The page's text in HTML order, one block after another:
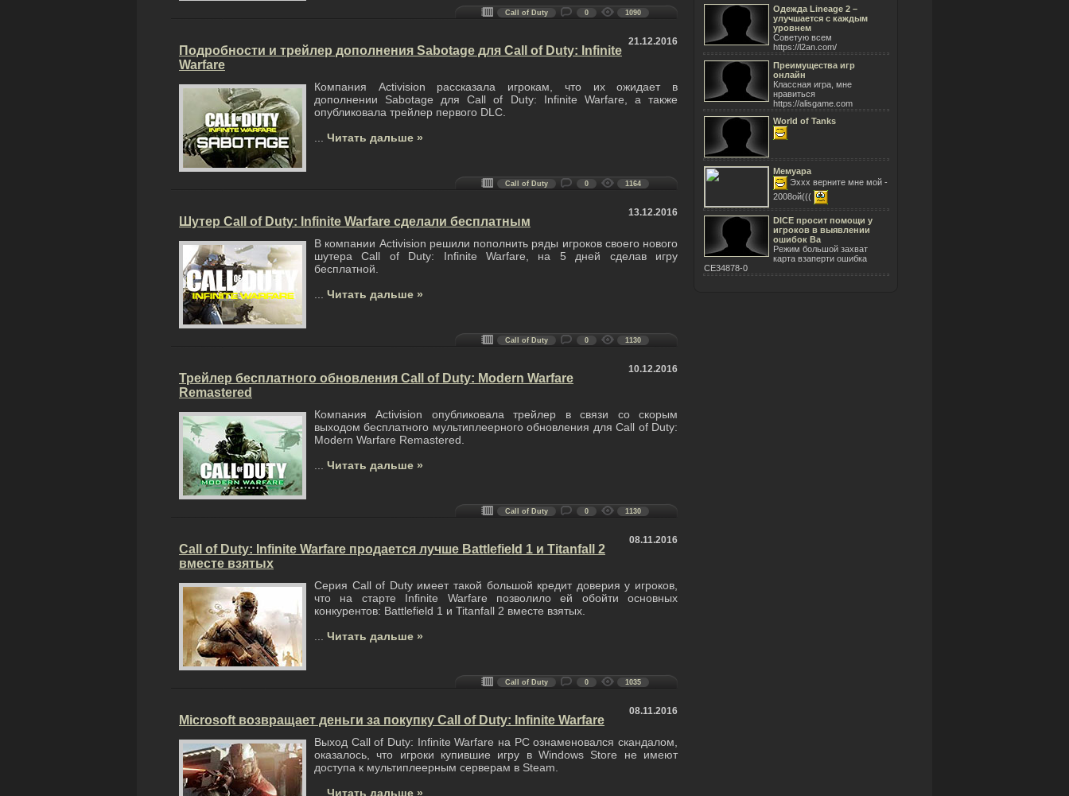
Call of Duty 0 1090
21.12.2016
Подробности и трейлер дополнения Sabotage для Call of Duty: Infinite
Warfare
Компания Activision рассказала игрокам, что их ожидает в
дополнении Sabotage для Call of Duty: Infinite Warfare, а также
опубликовала трейлер первого DLC.
Читать дальше »
Call of Duty 0 1164
13.12.2016
Шутер Call of Duty: Infinite Warfare сделали бесплатным
В компании Activision решили пополнить ряды игроков своего нового
шутера Call of Duty: Infinite Warfare, на 5 дней сделав игру
бесплатной.
Читать дальше »
Call of Duty 0 1130
10.12.2016
Трейлер бесплатного обновления Call of Duty: Modern Warfare
Remastered
Компания Activision опубликовала трейлер в связи со скорым
выходом бесплатного мультиплеерного обновления для Call of Duty:
Modern Warfare Remastered.
Читать дальше »
Call of Duty 0 1130
08.11.2016
Call of Duty: Infinite Warfare продается лучше Battlefield 1 и Titanfall 2
вместе взятых
Серия Call of Duty имеет такой большой кредит доверия у игроков,
что на старте Infinite Warfare позволило ей обойти основных
конкурентов: Battlefield 1 и Titanfall 2 вместе взятых.
Читать дальше »
Call of Duty 0 1035
08.11.2016
Microsoft возвращает деньги за покупку Call of Duty: Infinite Warfare
Выход Call of Duty: Infinite Warfare на PC ознаменовался скандалом,
оказалось, что игроки купившие игру в Windows Store не имеют
доступа к мультиплеерным серверам в Steam.
Читать дальше »
Одежда Lineage 2 –
улучшается с каждым
уровнем
Советую всем
https://l2an.com/
Преимущества игр
онлайн
Классная игра, мне
нравиться
https://alisgame.com
World of Tanks
Мемуара
Эххх верните мне мой -
2008ой(((
DICE просит помощи у
игроков в выявлении
ошибок Ba
Режим большой захват
карта взаперти ошибка
CE34878-0